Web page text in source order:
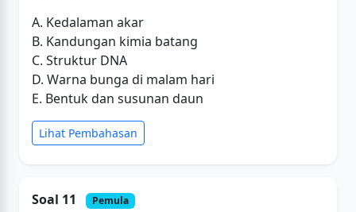
A. Kedalaman akar
B. Kandungan kimia batang
C. Struktur DNA
D. Warna bunga di malam hari
E. Bentuk dan susunan daun
Lihat Pembahasan
Soal 11 Pemula